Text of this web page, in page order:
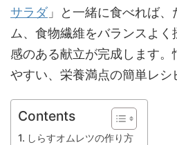
サラダ 」と一緒に食べれば
ム、食物繊維をバランスよく
感のある献立が完成します
やすい、栄養満点の簡単レシ
Contents
しらすオムレツの作り方